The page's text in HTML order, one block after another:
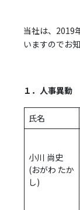
当社は、2019
いますのでお
１．人事異動
氏名
小川 尚史
(おがわ たか
し)